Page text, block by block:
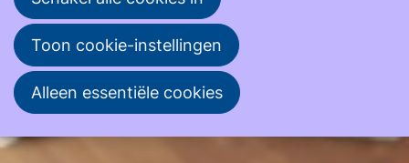
NVML
20 januari 2025
Reacties (1)
Toon cookie-instellingen
Alleen essentiële cookies